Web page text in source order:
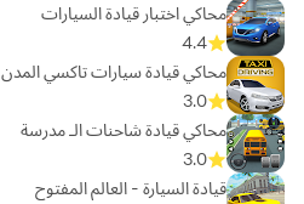
محاكي اختبار قيادة السيارات
4.4
محاكي قيادة سيارات تاكسي المدن
3.0
محاكي قيادة شاحنات الـ مدرسة
3.0
قيادة السيارة - العالم المفتوح